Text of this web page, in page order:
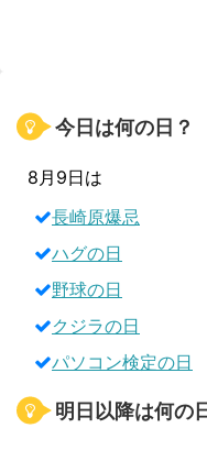
今日は何の日？
8月9日は
長崎原爆忌
ハグの日
野球の日
クジラの日
パソコン検定の日
明日以降は何の